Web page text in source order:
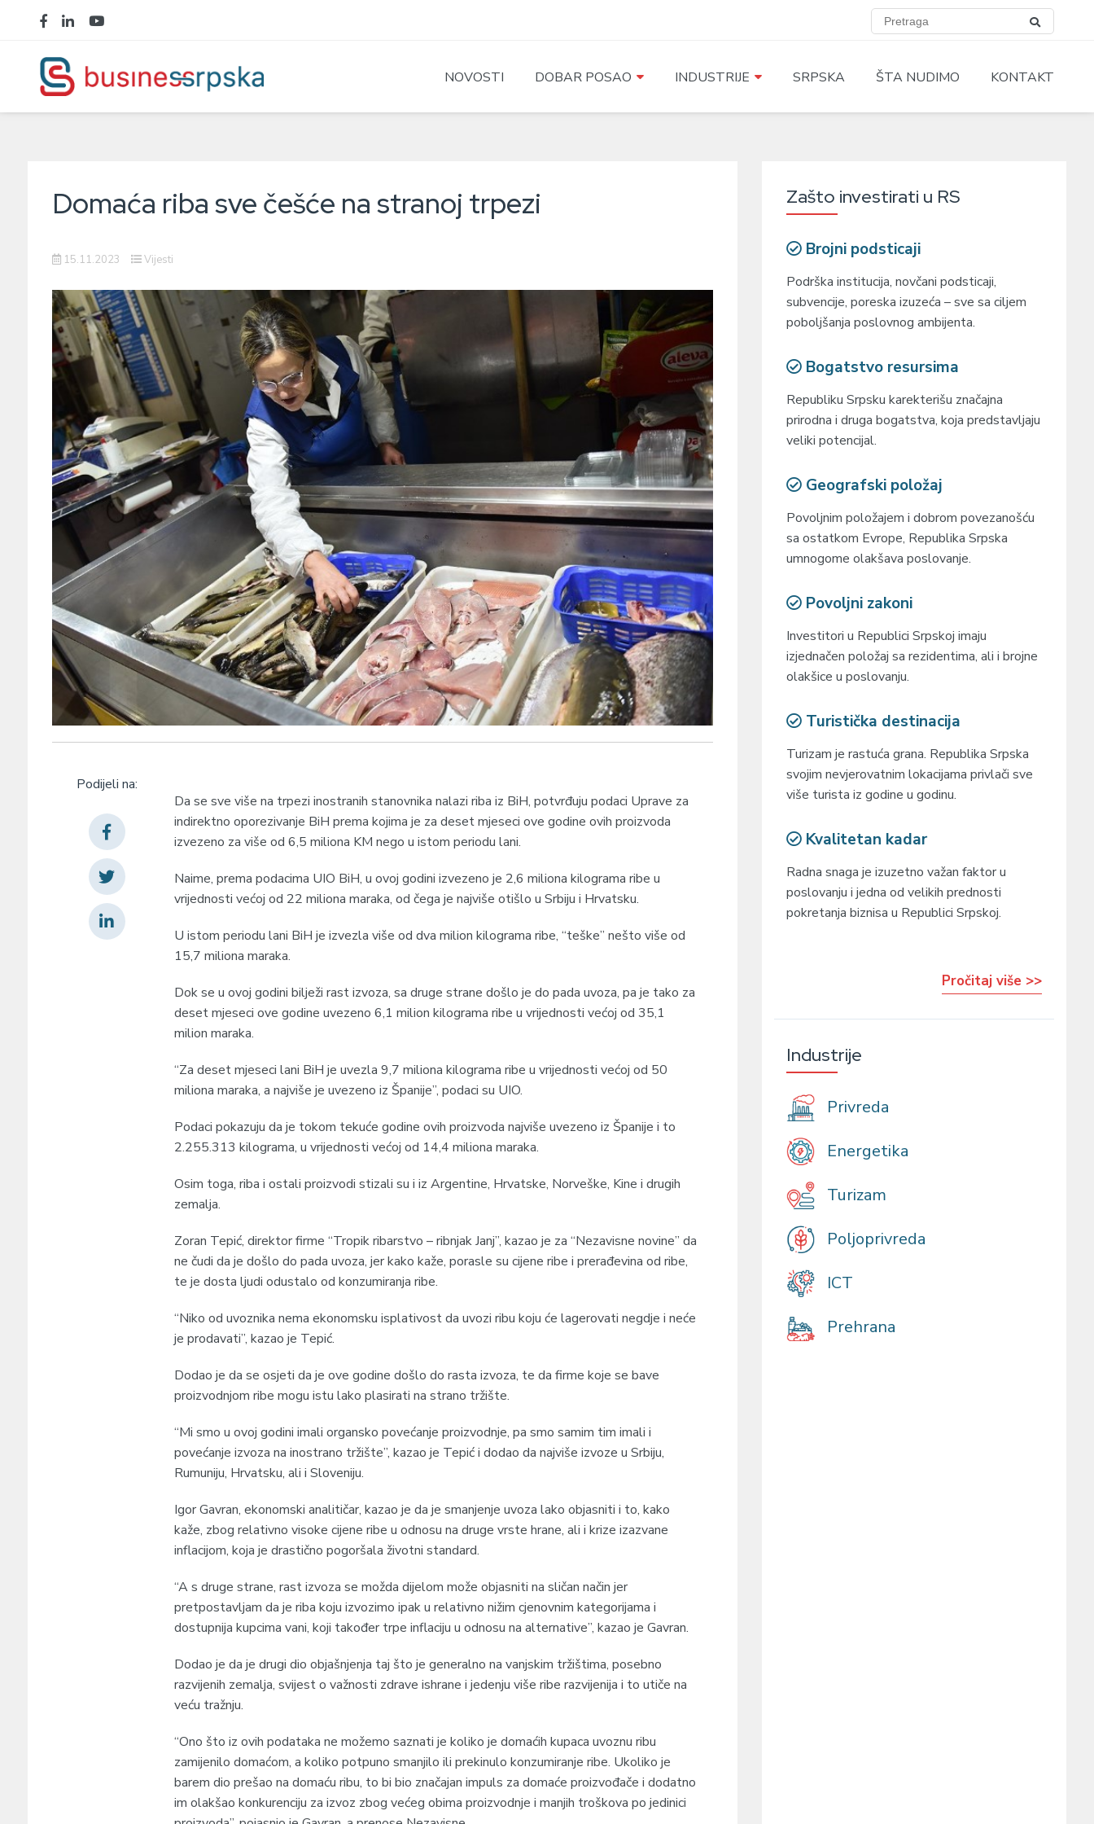
NOVOSTI DOBAR POSAO INDUSTRIJE SRPSKA ŠTA NUDIMO KONTAKT
Domaća riba sve češće na stranoj trpezi
15.11.2023 Vijesti
Podijeli na:
Da se sve više na trpezi inostranih stanovnika nalazi riba iz BiH, potvrđuju podaci Uprave za
indirektno oporezivanje BiH prema kojima je za deset mjeseci ove godine ovih proizvoda
izvezeno za više od 6,5 miliona KM nego u istom periodu lani.
Naime, prema podacima UIO BiH, u ovoj godini izvezeno je 2,6 miliona kilograma ribe u
vrijednosti većoj od 22 miliona maraka, od čega je najviše otišlo u Srbiju i Hrvatsku.
U istom periodu lani BiH je izvezla više od dva milion kilograma ribe, “teške” nešto više od
15,7 miliona maraka.
Dok se u ovoj godini bilježi rast izvoza, sa druge strane došlo je do pada uvoza, pa je tako za
deset mjeseci ove godine uvezeno 6,1 milion kilograma ribe u vrijednosti većoj od 35,1
milion maraka.
“Za deset mjeseci lani BiH je uvezla 9,7 miliona kilograma ribe u vrijednosti većoj od 50
miliona maraka, a najviše je uvezeno iz Španije”, podaci su UIO.
Podaci pokazuju da je tokom tekuće godine ovih proizvoda najviše uvezeno iz Španije i to
2.255.313 kilograma, u vrijednosti većoj od 14,4 miliona maraka.
Osim toga, riba i ostali proizvodi stizali su i iz Argentine, Hrvatske, Norveške, Kine i drugih
zemalja.
Zoran Tepić, direktor firme “Tropik ribarstvo – ribnjak Janj”, kazao je za “Nezavisne novine” da
ne čudi da je došlo do pada uvoza, jer kako kaže, porasle su cijene ribe i prerađevina od ribe,
te je dosta ljudi odustalo od konzumiranja ribe.
“Niko od uvoznika nema ekonomsku isplativost da uvozi ribu koju će lagerovati negdje i neće
je prodavati”, kazao je Tepić.
Dodao je da se osjeti da je ove godine došlo do rasta izvoza, te da firme koje se bave
proizvodnjom ribe mogu istu lako plasirati na strano tržište.
“Mi smo u ovoj godini imali organsko povećanje proizvodnje, pa smo samim tim imali i
povećanje izvoza na inostrano tržište”, kazao je Tepić i dodao da najviše izvoze u Srbiju,
Rumuniju, Hrvatsku, ali i Sloveniju.
Igor Gavran, ekonomski analitičar, kazao je da je smanjenje uvoza lako objasniti i to, kako
kaže, zbog relativno visoke cijene ribe u odnosu na druge vrste hrane, ali i krize izazvane
inflacijom, koja je drastično pogoršala životni standard.
“A s druge strane, rast izvoza se možda dijelom može objasniti na sličan način jer
pretpostavljam da je riba koju izvozimo ipak u relativno nižim cjenovnim kategorijama i
dostupnija kupcima vani, koji također trpe inflaciju u odnosu na alternative”, kazao je Gavran.
Dodao je da je drugi dio objašnjenja taj što je generalno na vanjskim tržištima, posebno
razvijenih zemalja, svijest o važnosti zdrave ishrane i jedenju više ribe razvijenija i to utiče na
veću tražnju.
“Ono što iz ovih podataka ne možemo saznati je koliko je domaćih kupaca uvoznu ribu
zamijenilo domaćom, a koliko potpuno smanjilo ili prekinulo konzumiranje ribe. Ukoliko je
barem dio prešao na domaću ribu, to bi bio značajan impuls za domaće proizvođače i dodatno
im olakšao konkurenciju za izvoz zbog većeg obima proizvodnje i manjih troškova po jedinici
Zašto investirati u RS
Brojni podsticaji
Podrška institucija, novčani podsticaji,
subvencije, poreska izuzeća – sve sa ciljem
poboljšanja poslovnog ambijenta.
Bogatstvo resursima
Republiku Srpsku karekterišu značajna
prirodna i druga bogatstva, koja predstavljaju
veliki potencijal.
Geografski položaj
Povoljnim položajem i dobrom povezanošću
sa ostatkom Evrope, Republika Srpska
umnogome olakšava poslovanje.
Povoljni zakoni
Investitori u Republici Srpskoj imaju
izjednačen položaj sa rezidentima, ali i brojne
olakšice u poslovanju.
Turistička destinacija
Turizam je rastuća grana. Republika Srpska
svojim nevjerovatnim lokacijama privlači sve
više turista iz godine u godinu.
Kvalitetan kadar
Radna snaga je izuzetno važan faktor u
poslovanju i jedna od velikih prednosti
pokretanja biznisa u Republici Srpskoj.
Pročitaj više >>
Industrije
Privreda
Energetika
Turizam
Poljoprivreda
ICT
Prehrana